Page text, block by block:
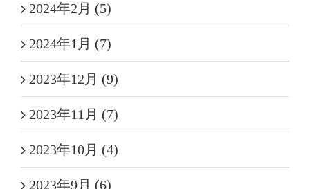
2024年2月 (5)
2024年1月 (7)
2023年12月 (9)
2023年11月 (7)
2023年10月 (4)
2023年9月 (6)